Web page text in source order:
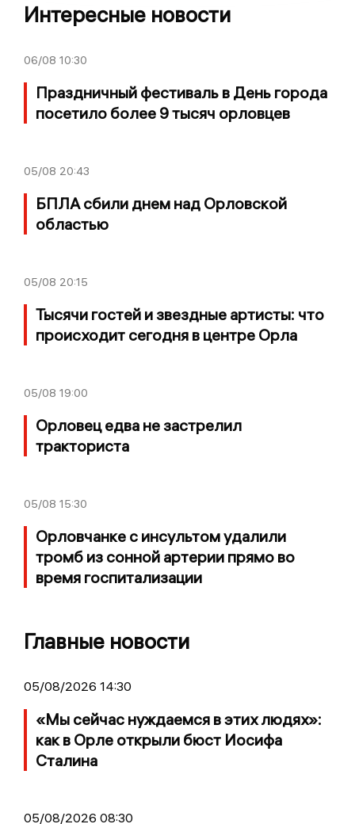
Интересные новости
06/08 10:30
Праздничный фестиваль в День города
посетило более 9 тысяч орловцев
05/08 20:43
БПЛА сбили днем над Орловской
областью
05/08 20:15
Тысячи гостей и звездные артисты: что
происходит сегодня в центре Орла
05/08 19:00
Орловец едва не застрелил
тракториста
05/08 15:30
Орловчанке с инсультом удалили
тромб из сонной артерии прямо во
время госпитализации
Главные новости
05/08/2026 14:30
«Мы сейчас нуждаемся в этих людях»:
как в Орле открыли бюст Иосифа
Сталина
05/08/2026 08:30